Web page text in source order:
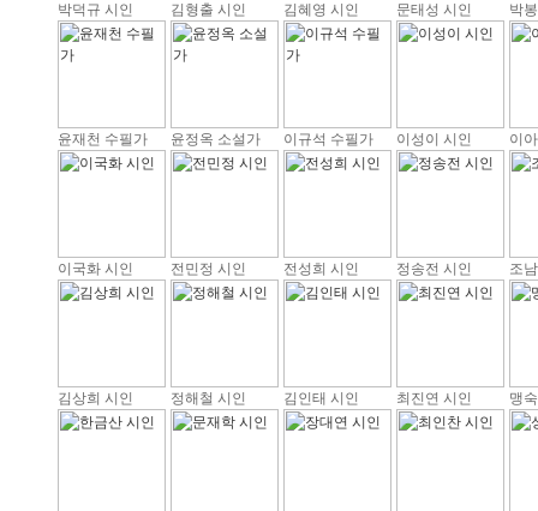
박덕규 시인 김형출 시인 김혜영 시인 문태성 시인 박
윤재천 수필가 윤정옥 소설가 이규석 수필가 이성이 시인 이
이국화 시인 전민정 시인 전성희 시인 정송전 시인 조
김상희 시인 정해철 시인 김인태 시인 최진연 시인 맹